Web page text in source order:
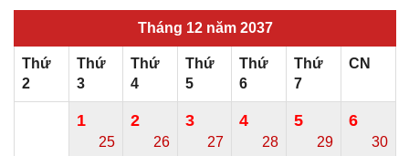
Tháng 12 năm 2037
Thứ
2
Thứ
3
Thứ
4
Thứ
5
Thứ
6
Thứ
7
CN
1
25
2
26
3
27
4
28
5
29
6
30